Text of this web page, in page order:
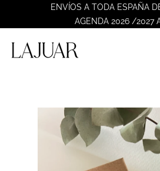
ENVÍOS A TODA ESPAÑA
AGENDA 2026 /2027